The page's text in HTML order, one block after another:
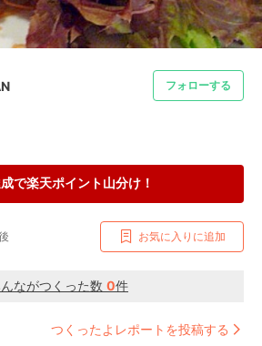
フォローする
で楽天ポイント山分け！
お気に入りに追加
ながつくった数 0件
つくったよレポートを投稿する